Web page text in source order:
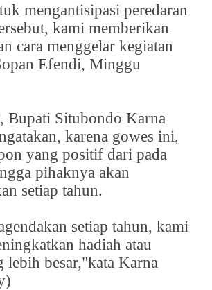
mengantisipasi peredaran
kami memberikan
cara menggelar kegiatan
Efendi, Minggu
Bupati Situbondo Karna
karena gowes ini,
yang positif dari pada
pihaknya akan
setiap tahun.
setiap tahun, kami
hadiah atau
lebih besar,"kata Karna